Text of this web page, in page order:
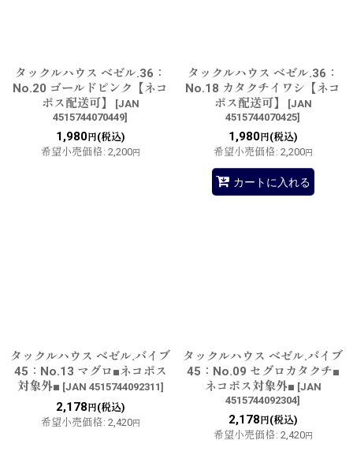
タックルハウス ベゼル.36：
No.20 ゴールドピンク【ネコ
ポス配送可】
[JAN
4515744070449]
1,980円(税込)
希望小売価格: 2,200円
タックルハウス ベゼル.36：
No.18 カタクチイワシ【ネコ
ポス配送可】
[JAN
4515744070425]
1,980円(税込)
希望小売価格: 2,200円
カートに入れる
タックルハウス ベゼル.バイブ
45：No.13 マグロ■ネコポス
対象外■ [JAN 4515744092311]
2,178 円(税込)
希望小売価格: 2,420円
タックルハウス ベゼル.バイブ
45：No.09 セグロカタクチ■
ネコポス対象外■ [JAN
4515744092304]
2,178 円(税込)
希望小売価格: 2,420円